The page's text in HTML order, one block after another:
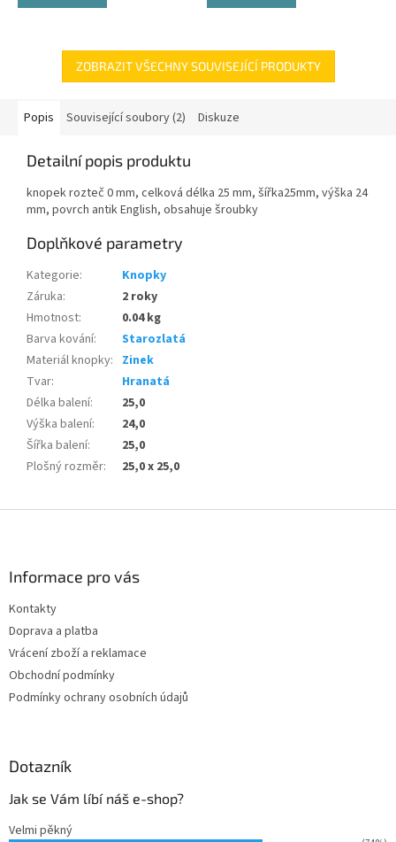
ZOBRAZIT VŠECHNY SOUVISEJÍCÍ PRODUKTY
Popis Související soubory (2) Diskuze
Detailní popis produktu
knopek rozteč 0 mm, celková délka 25 mm, šířka25mm, výška 24
mm, povrch antik English, obsahuje šroubky
Doplňkové parametry
Kategorie:
Knopky
Záruka:
2 roky
Hmotnost:
0.04 kg
Barva kování:
Starozlatá
Materiál knopky: Zinek
Tvar:
Hranatá
Délka balení:
25,0
Výška balení:
24,0
Šířka balení:
25,0
Plošný rozměr: 25,0 x 25,0
Informace pro vás
Kontakty
Doprava a platba
Vrácení zboží a reklamace
Obchodní podmínky
Podmínky ochrany osobních údajů
Dotazník
Jak se Vám líbí náš e-shop?
Velmi pěkný